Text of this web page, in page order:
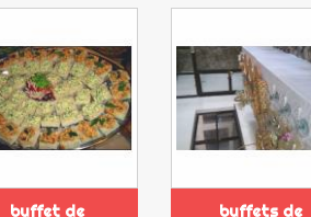
buffet de
buffets de